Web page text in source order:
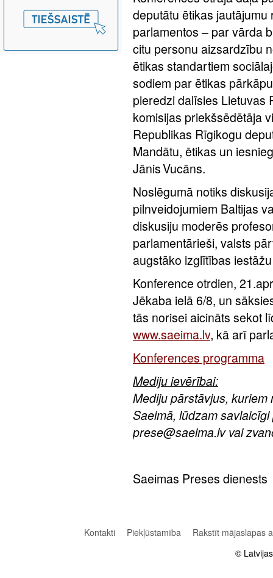
deputātu ētikas
parlamentos – par vārda
citu personu aizsardzību
ētikas standartiem
sodiem par ētikas
pieredzi dalīsies Lietuvas
komisijas priekšsēdētāja
Republikas Rīgikogu
Mandātu, ētikas un
Jānis Vucāns.
Noslēgumā notiks
pilnveidojumiem Baltijas
diskusiju moderēs
parlamentārieši, valsts
augstāko izglītības
Konference otrdien,
Jēkaba ielā 6/8, un
tās norisei aicināts sekot
www.saeima.lv, kā arī
Konferences programma
Mediju ievērībai:
Mediju pārstāvjus,
Saeimā, lūdzam
prese@saeima.lv vai
Saeimas Preses dienests
Kontakti Piekļūstamība
Rakstīt mājaslapas
©